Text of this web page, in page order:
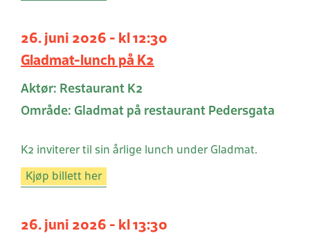
26. juni 2026 - kl 12:30
Gladmat-lunch på K2
Aktør: Restaurant K2
Område: Gladmat på restaurant Pedersgata
K2 inviterer til sin årlige lunch under Gladmat.
Kjøp billett her
26. juni 2026 - kl 13:30